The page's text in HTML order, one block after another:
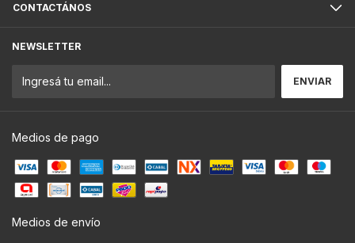
CONTACTÁNOS
NEWSLETTER
Medios de pago
Medios de envío